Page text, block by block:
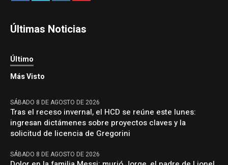
Últimas Noticias
Último
Más Visto
SÁBADO 8 DE AGOSTO DE 2026
Tras el receso invernal, el HCD se reúne este lunes:
ingresan dictámenes sobre proyectos claves y la
solicitud de licencia de Gregorini
SÁBADO 8 DE AGOSTO DE 2026